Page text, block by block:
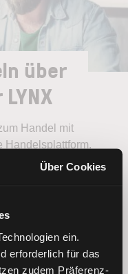
Über Cookies
ein.
erforderlich für das
zudem Präferenz-
über
Handel mit
Handelsplattform.